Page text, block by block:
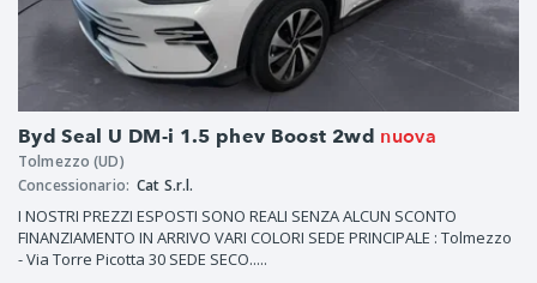
Byd Seal U DM-i 1.5 phev Boost 2wd nuova
Tolmezzo (UD)
Concessionario: Cat S.r.l.
I NOSTRI PREZZI ESPOSTI SONO REALI SENZA ALCUN SCONTO
FINANZIAMENTO IN ARRIVO VARI COLORI SEDE PRINCIPALE : Tolmezzo
- Via Torre Picotta 30 SEDE SECO.....